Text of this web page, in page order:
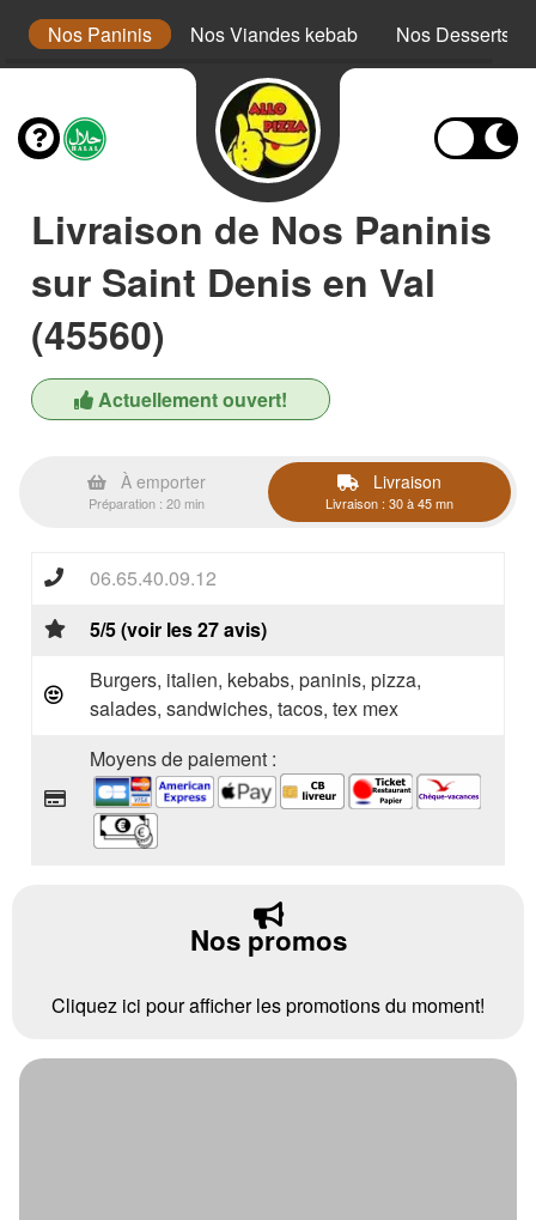
Nos Paninis Nos Viandes kebab Nos Desserts
Livraison de Nos Paninis
sur Saint Denis en Val
(45560)
Actuellement ouvert!
À emporter
Préparation : 20 min
Livraison
Livraison : 30 à 45 mn
06.65.40.09.12
5/5 (voir les 27 avis)
Burgers, italien, kebabs, paninis, pizza,
salades, sandwiches, tacos, tex mex
Moyens de paiement :
Nos promos
Cliquez ici pour afficher les promotions du moment!